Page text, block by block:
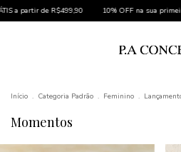
10% OFF na sua primeira compra com o cupom
Início . Categoria Padrão . Feminino .
Momentos